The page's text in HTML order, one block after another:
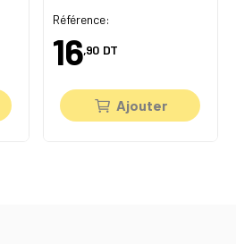
Référence:
16,90 DT
Ajouter